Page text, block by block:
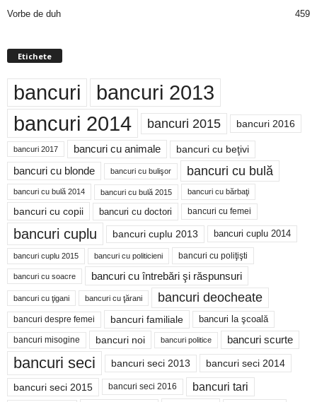
Vorbe de duh
459
Etichete
bancuri bancuri 2013
bancuri 2014 bancuri 2015 bancuri 2016
bancuri 2017 bancuri cu animale bancuri cu beţivi
bancuri cu blonde bancuri cu bulişor bancuri cu bulă
bancuri cu bulă 2014 bancuri cu bulă 2015 bancuri cu bărbaţi
bancuri cu copii bancuri cu doctori bancuri cu femei
bancuri cuplu bancuri cuplu 2013 bancuri cuplu 2014
bancuri cuplu 2015 bancuri cu politicieni bancuri cu poliţişti
bancuri cu soacre bancuri cu întrebări şi răspunsuri
bancuri cu ţigani bancuri cu ţărani bancuri deocheate
bancuri despre femei bancuri familiale bancuri la şcoală
bancuri misogine bancuri noi bancuri politice bancuri scurte
bancuri seci bancuri seci 2013 bancuri seci 2014
bancuri seci 2015 bancuri seci 2016 bancuri tari